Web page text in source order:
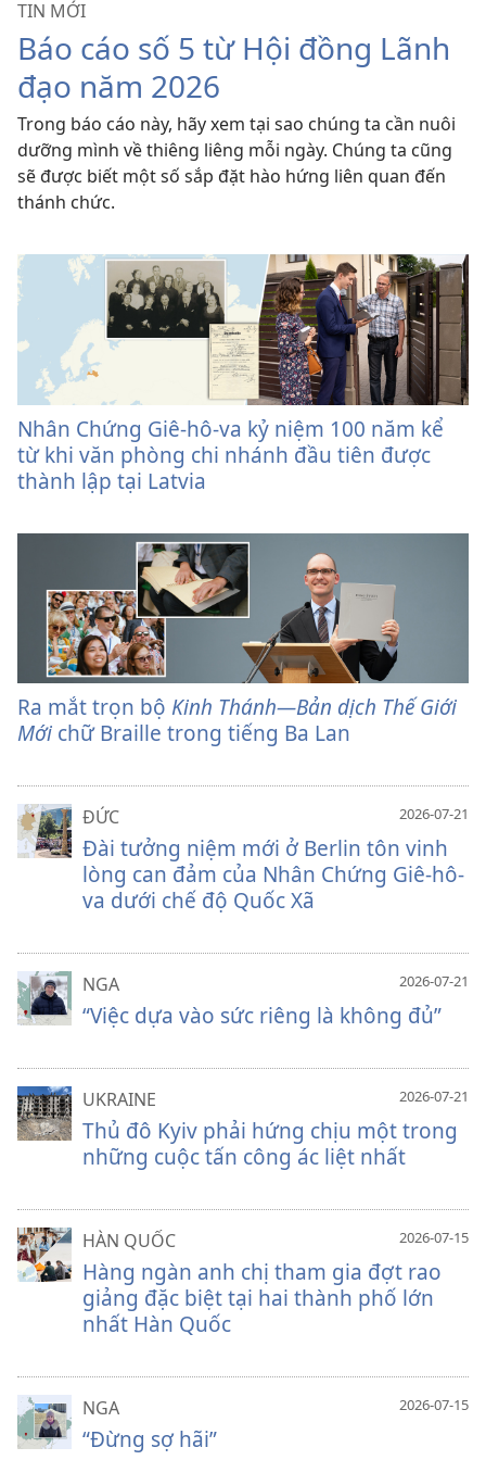
TIN MỚI
Báo cáo số 5 từ Hội đồng Lãnh
đạo năm 2026
Trong báo cáo này, hãy xem tại sao chúng ta cần nuôi
dưỡng mình về thiêng liêng mỗi ngày. Chúng ta cũng
sẽ được biết một số sắp đặt hào hứng liên quan đến
thánh chức.
Nhân Chứng Giê-hô-va kỷ niệm 100 năm kể
từ khi văn phòng chi nhánh đầu tiên được
thành lập tại Latvia
Ra mắt trọn bộ Kinh Thánh—Bản dịch Thế Giới
Mới chữ Braille trong tiếng Ba Lan
2026-07-21
ĐỨC
Đài tưởng niệm mới ở Berlin tôn vinh
lòng can đảm của Nhân Chứng Giê-hô-
va dưới chế độ Quốc Xã
2026-07-21
NGA
“Việc dựa vào sức riêng là không đủ”
2026-07-21
UKRAINE
Thủ đô Kyiv phải hứng chịu một trong
những cuộc tấn công ác liệt nhất
2026-07-15
HÀN QUỐC
Hàng ngàn anh chị tham gia đợt rao
giảng đặc biệt tại hai thành phố lớn
nhất Hàn Quốc
2026-07-15
NGA
“Đừng sợ hãi”